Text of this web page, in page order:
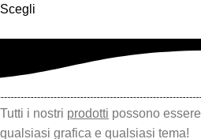
Scegli
Tutti i nostri prodotti possono essere
qualsiasi grafica e qualsiasi tema!